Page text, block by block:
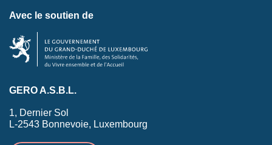
Avec le soutien de
GERO A.S.B.L.
1, Dernier Sol
L-2543 Bonnevoie, Luxembourg